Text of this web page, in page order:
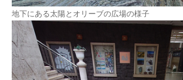
地下にある太陽とオリーブの広場の様子